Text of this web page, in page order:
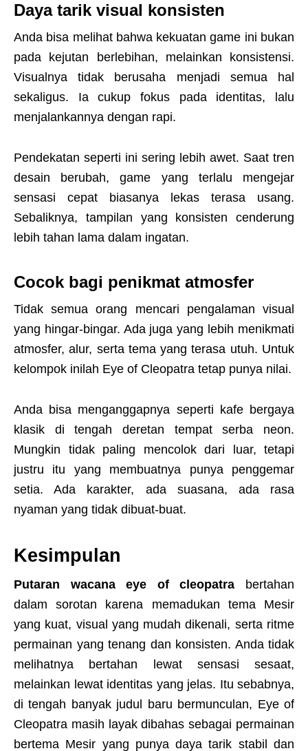
Daya tarik visual konsisten
Anda bisa melihat bahwa kekuatan game ini bukan
pada kejutan berlebihan, melainkan konsistensi.
Visualnya tidak berusaha menjadi semua hal
sekaligus. Ia cukup fokus pada identitas, lalu
menjalankannya dengan rapi.
Pendekatan seperti ini sering lebih awet. Saat tren
desain berubah, game yang terlalu mengejar
sensasi cepat biasanya lekas terasa usang.
Sebaliknya, tampilan yang konsisten cenderung
lebih tahan lama dalam ingatan.
Cocok bagi penikmat atmosfer
Tidak semua orang mencari pengalaman visual
yang hingar-bingar. Ada juga yang lebih menikmati
atmosfer, alur, serta tema yang terasa utuh. Untuk
kelompok inilah Eye of Cleopatra tetap punya nilai.
Anda bisa menganggapnya seperti kafe bergaya
klasik di tengah deretan tempat serba neon.
Mungkin tidak paling mencolok dari luar, tetapi
justru itu yang membuatnya punya penggemar
setia. Ada karakter, ada suasana, ada rasa
nyaman yang tidak dibuat-buat.
Kesimpulan
Putaran wacana eye of cleopatra bertahan
dalam sorotan karena memadukan tema Mesir
yang kuat, visual yang mudah dikenali, serta ritme
permainan yang tenang dan konsisten. Anda tidak
melihatnya bertahan lewat sensasi sesaat,
melainkan lewat identitas yang jelas. Itu sebabnya,
di tengah banyak judul baru bermunculan, Eye of
Cleopatra masih layak dibahas sebagai permainan
bertema Mesir yang punya daya tarik stabil dan